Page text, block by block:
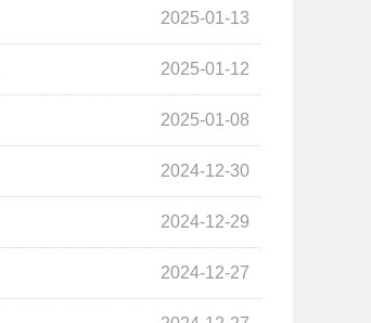
2025-01-13
2025-01-12
2025-01-08
2024-12-30
2024-12-29
2024-12-27